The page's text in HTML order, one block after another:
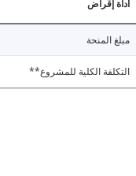
أداة إقراض
مبلغ المنحة
التكلفة الكلية للمشروع**